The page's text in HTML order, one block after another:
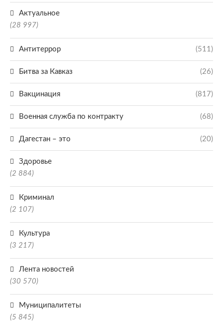
Актуальное
(28 997)
Антитеррор (511)
Битва за Кавказ (26)
Вакцинация (817)
Военная служба по контракту (68)
Дагестан – это (20)
Здоровье
(2 884)
Криминал
(2 107)
Культура
(3 217)
Лента новостей
(30 570)
Муниципалитеты
(5 845)